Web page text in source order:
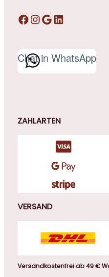
Facebook InstagramGoogle LinkedIn
Chat in WhatsApp
ZAHLARTEN
VERSAND
Versandkostenfrei ab 49 €